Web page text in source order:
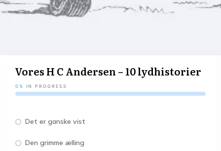
Vores H C Andersen – 10 lydhistorier
0% IN PROGRESS
Det er ganske vist
Den grimme ælling